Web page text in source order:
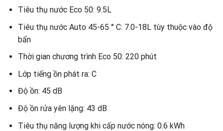
Tiêu thụ nước Eco 50: 9.5L
Tiêu thụ nước Auto 45-65 ° C: 7.0-18L tùy thuộc vào độ
bẩn
Thời gian chương trình Eco 50: 220 phút
Lớp tiếng ồn phát ra: C
Độ ồn: 45 dB
Độ ồn rửa yên lặng: 43 dB
Tiêu thụ năng lượng khi cấp nước nóng: 0.6 kWh